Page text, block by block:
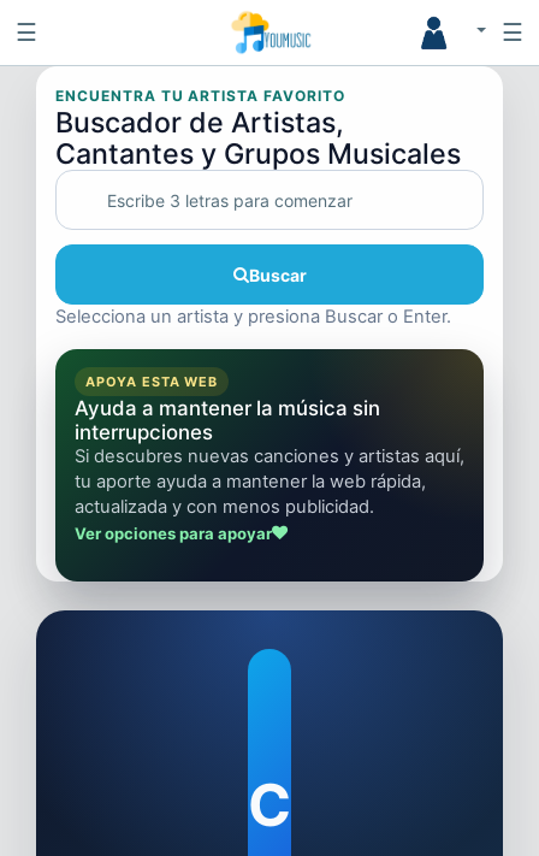
☰ ☰
ENCUENTRA TU ARTISTA FAVORITO
Buscador de Artistas,
Cantantes y Grupos Musicales
Buscar
Selecciona un artista y presiona Buscar o Enter.
APOYA ESTA WEB
Ayuda a mantener la música sin
interrupciones
Si descubres nuevas canciones y artistas aquí,
tu aporte ayuda a mantener la web rápida,
actualizada y con menos publicidad.
Ver opciones para apoyar
C